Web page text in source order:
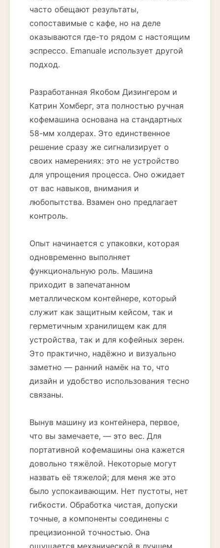
часто обещают результаты,
сопоставимые с кафе, но на деле
оказываются где-то рядом с настоящим
эспрессо. Emanuale использует другой
подход.
Разработанная Якобом Дизингером и
Катрин Хомберг, эта полностью ручная
кофемашина основана на стандартных
58-мм холдерах. Это единственное
решение сразу же сигнализирует о
своих намерениях: это не устройство
для упрощения процесса. Оно ожидает
от вас навыков, внимания и
любопытства. Взамен оно предлагает
контроль.
Опыт начинается с упаковки, которая
одновременно выполняет
функциональную роль. Машина
приходит в запечатанном
металлическом контейнере, который
служит как защитным кейсом, так и
герметичным хранилищем как для
устройства, так и для кофейных зерен.
Это практично, надёжно и визуально
заметно — ранний намёк на то, что
дизайн и удобство использования тесно
связаны.
Вынув машину из контейнера, первое,
что вы замечаете, — это вес. Для
портативной кофемашины она кажется
довольно тяжёлой. Некоторые могут
назвать её тяжелой; для меня же это
было успокаивающим. Нет пустоты, нет
гибкости. Обработка чистая, допуски
точные, а компоненты соединены с
прецизионной точностью. Она
ощущается механической в лучшем